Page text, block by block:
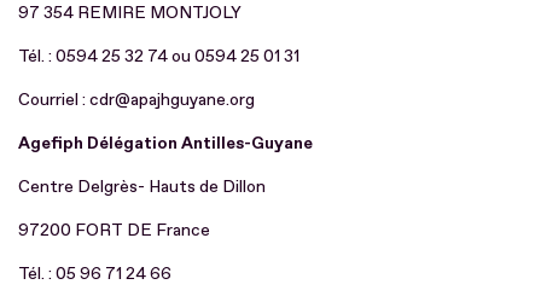
97 354 REMIRE MONTJOLY
Tél. : 0594 25 32 74 ou 0594 25 01 31
Courriel : cdr@apajhguyane.org
Agefiph Délégation Antilles-Guyane
Centre Delgrès- Hauts de Dillon
97200 FORT DE France
Tél. : 05 96 71 24 66